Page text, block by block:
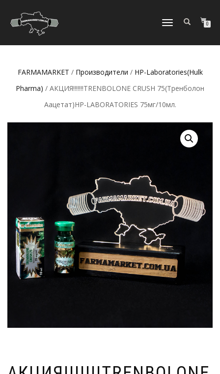
ПЕРЕКЛЮЧИТЬ
0
FARMAMARKET / Производители / HP-Laboratories(Hulk
Pharma) / АКЦИЯ!!!!!!!TRENBOLONE CRUSH 75(Тренболон
Аацетат)HP-LABORATORIES 75мг/10мл.